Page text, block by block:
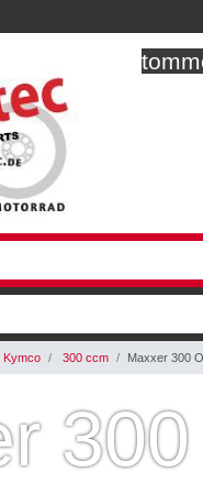
Kymco 300 ccm Maxxer 300